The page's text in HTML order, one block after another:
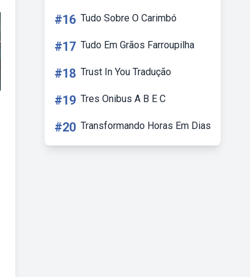
#16 Tudo Sobre O Carimbó
#17 Tudo Em Grãos Farroupilha
#18 Trust In You Tradução
#19 Tres Onibus A B E C
#20 Transformando Horas Em Dias